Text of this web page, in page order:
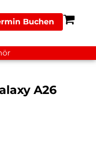
Buchen
A26